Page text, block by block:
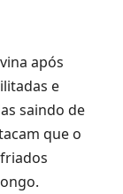
após
e
saindo de
que o